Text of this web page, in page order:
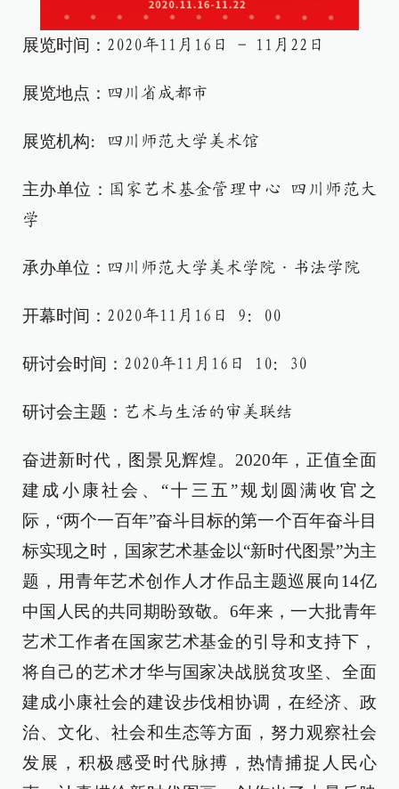
展览时间： 2020年11月16日 - 11月22日
展览地点： 四川省成都市
展览机构：四川师范大学美术馆
主办单位： 国家艺术基金管理中心 四川师范大
学
承办单位： 四川师范大学美术学院·书法学院
开幕时间： 2020年11月16日 9：00
研讨会时间： 2020年11月16日 10：30
研讨会主题： 艺术与生活的审美联结
奋进新时代，图景见辉煌。2020年，正值全面
建成小康社会、“十三五”规划圆满收官之
际，“两个一百年”奋斗目标的第一个百年奋斗目
标实现之时，国家艺术基金以“新时代图景”为主
题，用青年艺术创作人才作品主题巡展向14亿
中国人民的共同期盼致敬。6年来，一大批青年
艺术工作者在国家艺术基金的引导和支持下，
将自己的艺术才华与国家决战脱贫攻坚、全面
建成小康社会的建设步伐相协调，在经济、政
治、文化、社会和生态等方面，努力观察社会
发展，积极感受时代脉搏，热情捕捉人民心